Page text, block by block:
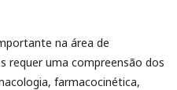
na área de
requer uma compreensão dos
farmacocinética,